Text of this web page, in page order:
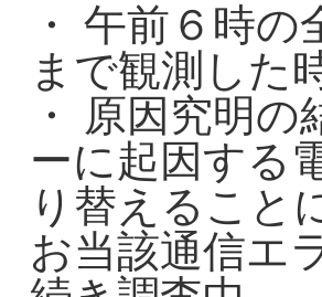
・ 午前６時
まで観測した
・ 原因究明
ーに起因する
り替えること
お当該通信エ